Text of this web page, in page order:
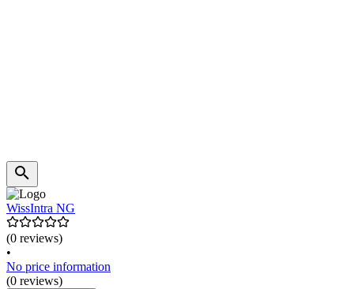
WissIntra NG
(0 reviews)
•
No price information
(0 reviews)